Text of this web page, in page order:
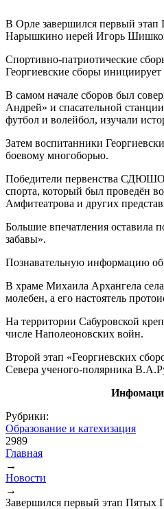
В Орле завершился первый этап
Нарышкино иерей Игорь
Спортивно-патриотические
Георгиевские сборы
В самом начале сборов был
Андрей» и спасательной
футбол и волейбол, изучали
Затем воспитанники
боевому многоборью.
Победители первенства СДЮШОР
спорта, который был проведён
Амфитеатрова и других
Большие впечатления оставила
забавы».
Познавательную информацию
В храме Михаила Архангела
молебен, а его настоятель
На территории Сабуровской
числе Наполеоновских войн.
Второй этап «Георгиевских
Севера ученого-полярника
Рубрики:
Образование и катехизация
2989
Вы здесь
Главная
→
Новости
→
Завершился первый этап Пятых